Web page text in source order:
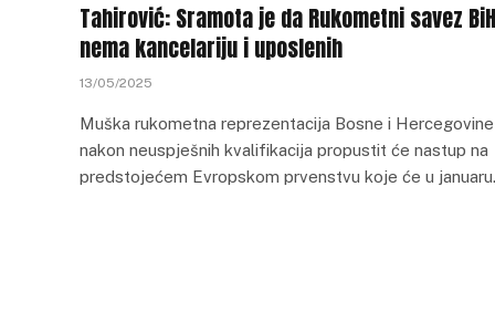
Tahirović: Sramota je da Rukometni savez BiH
nema kancelariju i uposlenih
13/05/2025
Muška rukometna reprezentacija Bosne i Hercegovine
nakon neuspješnih kvalifikacija propustit će nastup na
predstojećem Evropskom prvenstvu koje će u